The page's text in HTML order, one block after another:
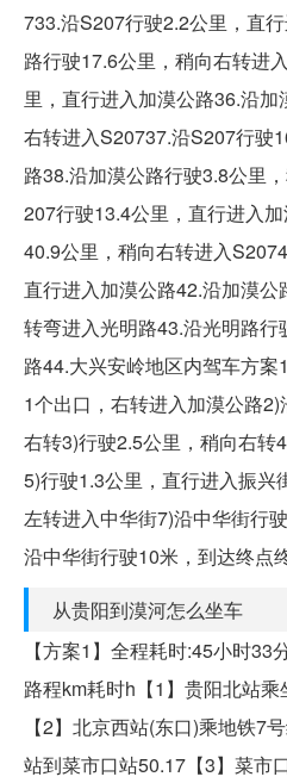
733.沿S207行驶2.2公里，直
路行驶17.6公里，稍向右转进
里，直行进入加漠公路36.沿
右转进入S20737.沿S207行驶
路38.沿加漠公路行驶3.8公里
207行驶13.4公里，直行进入
40.9公里，稍向右转进入
直行进入加漠公路42.沿加漠
转弯进入光明路43.沿光明路
路44.大兴安岭地区内驾车方
1个出口，右转进入加漠公路2)
右转3)行驶2.5公里，稍向右转
5)行驶1.3公里，直行进入振兴
左转进入中华街7)沿中华街行
沿中华街行驶10米，到达终点
从贵阳到漠河怎么坐车
【方案1】全程耗时:45小时
路程km耗时h【1】贵阳北站
【2】北京西站(东口)乘地铁7
站到菜市口站50.17【3】菜市